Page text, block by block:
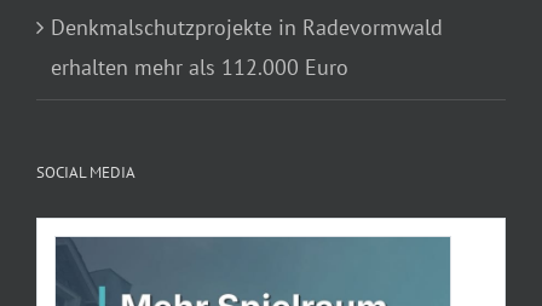
Denkmalschutzprojekte in Radevormwald
erhalten mehr als 112.000 Euro
SOCIAL MEDIA